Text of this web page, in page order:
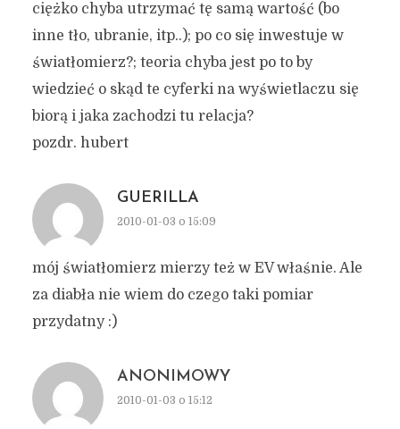
ciężko chyba utrzymać tę samą wartość (bo
inne tło, ubranie, itp..); po co się inwestuje w
światłomierz?; teoria chyba jest po to by
wiedzieć o skąd te cyferki na wyświetlaczu się
biorą i jaka zachodzi tu relacja?
pozdr. hubert
GUERILLA
2010-01-03 o 15:09
mój światłomierz mierzy też w EV właśnie. Ale
za diabła nie wiem do czego taki pomiar
przydatny :)
ANONIMOWY
2010-01-03 o 15:12